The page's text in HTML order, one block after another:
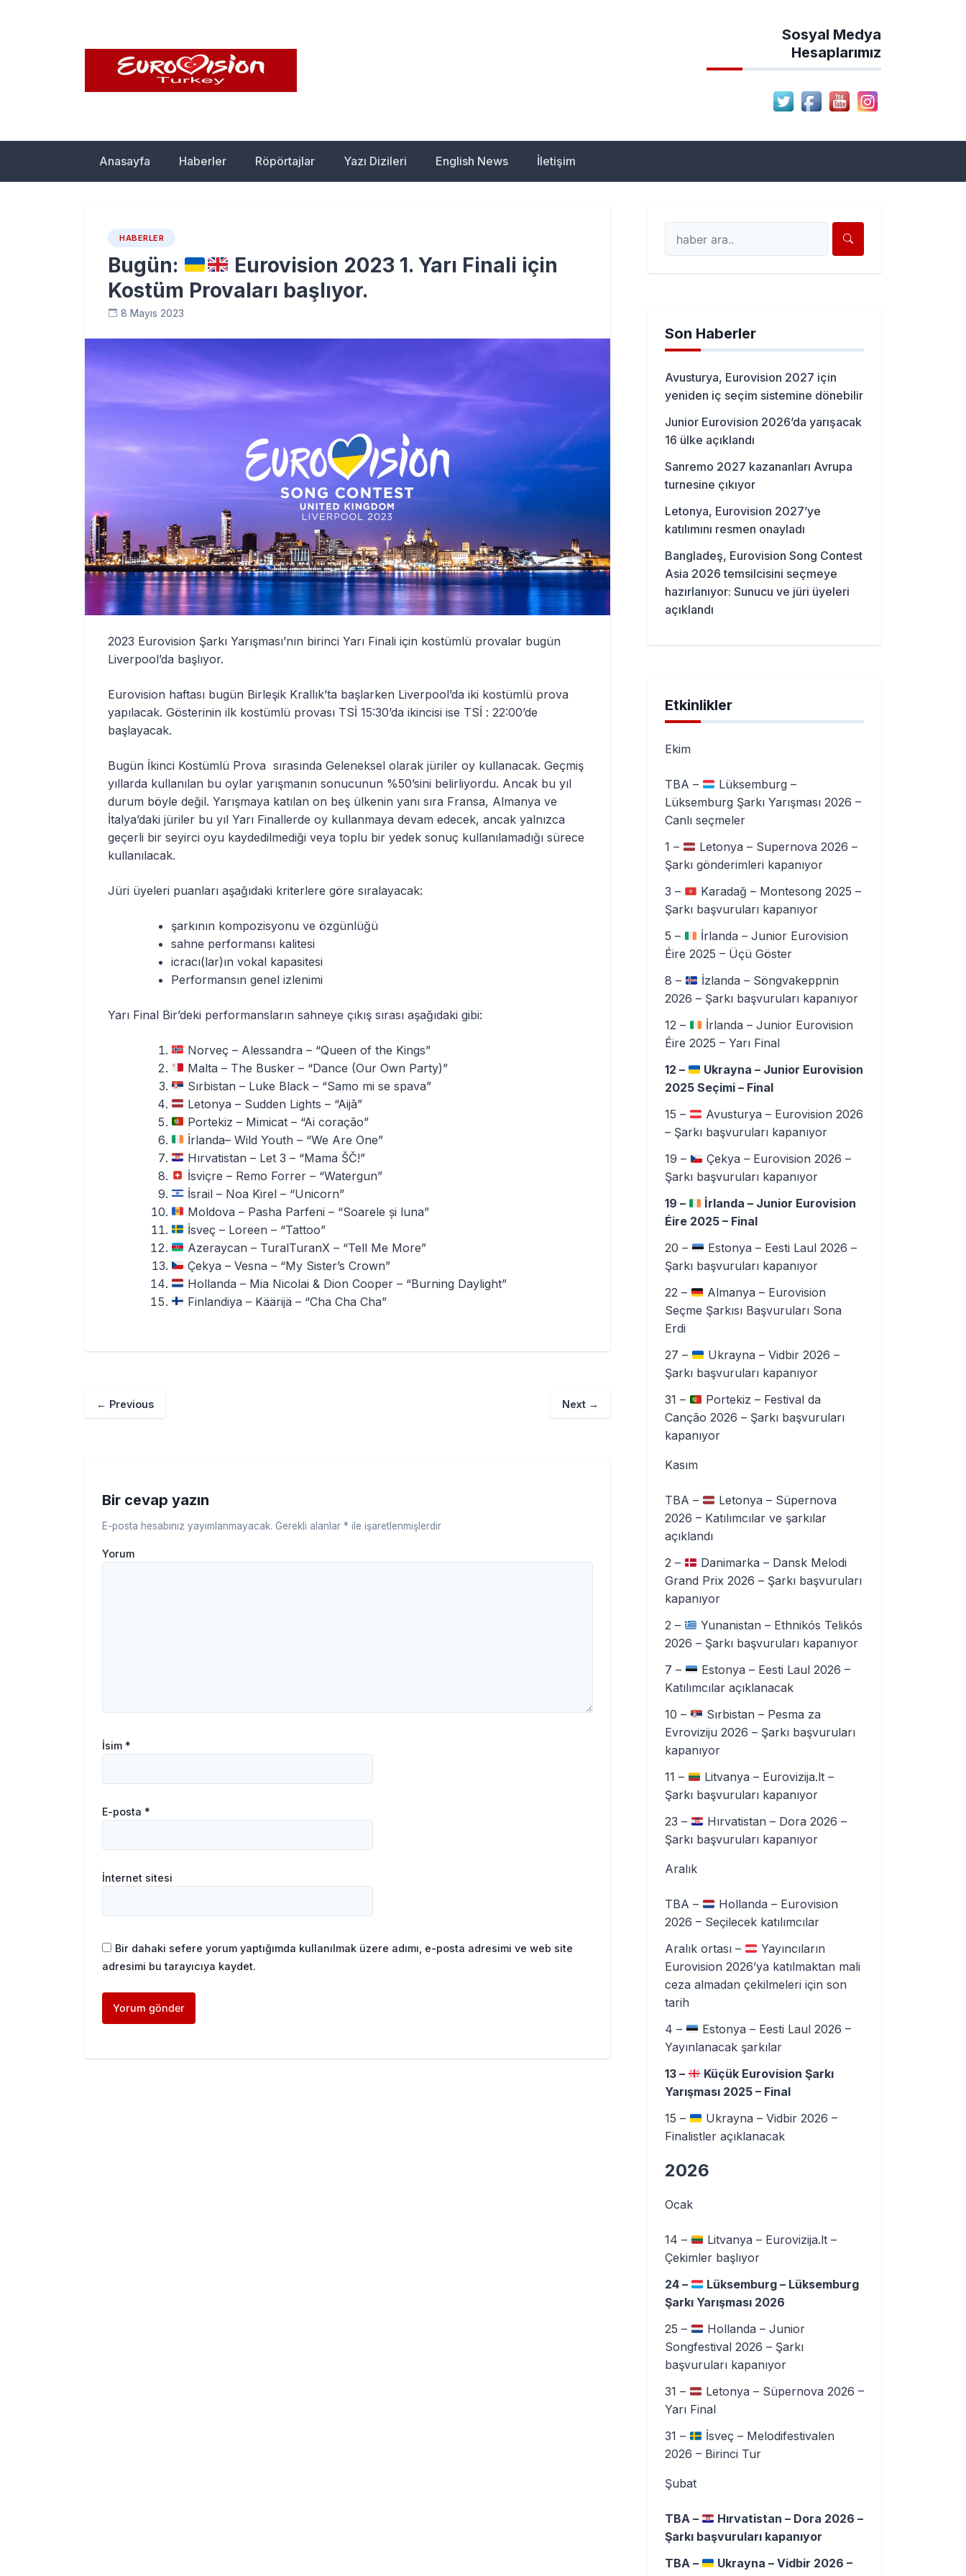
Eurovision Türkiye – Türkiye'nin Eurovision Haber Sitesi
Sosyal Medya
Hesaplarımız
Anasayfa Haberler Röpörtajlar Yazı Dizileri English News İletişim
HABERLER
Bugün:
Eurovision 2023 1. Yarı Finali için
Kostüm Provaları başlıyor.
8 Mayıs 2023
2023 Eurovision Şarkı Yarışması’nın birinci Yarı Finali için kostümlü provalar bugün
Liverpool’da başlıyor.
Eurovision haftası bugün Birleşik Krallık’ta başlarken Liverpool’da iki kostümlü prova
yapılacak. Gösterinin ilk kostümlü provası TSİ 15:30’da ikincisi ise TSİ : 22:00’de
başlayacak.
Bugün İkinci Kostümlü Prova sırasında Geleneksel olarak jüriler oy kullanacak. Geçmiş
yıllarda kullanılan bu oylar yarışmanın sonucunun %50’sini belirliyordu. Ancak bu yıl
durum böyle değil. Yarışmaya katılan on beş ülkenin yanı sıra Fransa, Almanya ve
İtalya’daki jüriler bu yıl Yarı Finallerde oy kullanmaya devam edecek, ancak yalnızca
geçerli bir seyirci oyu kaydedilmediği veya toplu bir yedek sonuç kullanılamadığı sürece
kullanılacak.
Jüri üyeleri puanları aşağıdaki kriterlere göre sıralayacak:
şarkının kompozisyonu ve özgünlüğü
sahne performansı kalitesi
icracı(lar)ın vokal kapasitesi
Performansın genel izlenimi
Yarı Final Bir’deki performansların sahneye çıkış sırası aşağıdaki gibi:
Norveç – Alessandra – “Queen of the Kings”
Malta – The Busker – “Dance (Our Own Party)”
Sırbistan – Luke Black – “Samo mi se spava”
Letonya – Sudden Lights – “Aijā”
Portekiz – Mimicat – “Ai coração”
İrlanda– Wild Youth – “We Are One”
Hırvatistan – Let 3 – “Mama ŠČ!”
İsviçre – Remo Forrer – “Watergun”
İsrail – Noa Kirel – “Unicorn”
Moldova – Pasha Parfeni – “Soarele și luna”
İsveç – Loreen – “Tattoo”
Azeraycan – TuralTuranX – “Tell Me More”
Çekya – Vesna – “My Sister’s Crown”
Hollanda – Mia Nicolai & Dion Cooper – “Burning Daylight”
Finlandiya – Käärijä – “Cha Cha Cha”
← Previous Next →
Bir cevap yazın
E-posta hesabınız yayımlanmayacak. Gerekli alanlar * ile işaretlenmişlerdir
Yorum
İsim *
E-posta *
İnternet sitesi
Bir dahaki sefere yorum yaptığımda kullanılmak üzere adımı, e-posta adresimi ve web site
adresimi bu tarayıcıya kaydet.
Son Haberler
Avusturya, Eurovision 2027 için
yeniden iç seçim sistemine dönebilir
Junior Eurovision 2026’da yarışacak
16 ülke açıklandı
Sanremo 2027 kazananları Avrupa
turnesine çıkıyor
Letonya, Eurovision 2027’ye
katılımını resmen onayladı
Bangladeş, Eurovision Song Contest
Asia 2026 temsilcisini seçmeye
hazırlanıyor: Sunucu ve jüri üyeleri
açıklandı
Etkinlikler
Ekim
TBA –
Lüksemburg –
Lüksemburg Şarkı Yarışması 2026 –
Canlı seçmeler
1 –
Letonya – Supernova 2026 –
Şarkı gönderimleri kapanıyor
3 –
Karadağ – Montesong 2025 –
Şarkı başvuruları kapanıyor
5 –
İrlanda – Junior Eurovision
Éire 2025 – Üçü Göster
8 –
İzlanda – Söngvakeppnin
2026 – Şarkı başvuruları kapanıyor
12 –
İrlanda – Junior Eurovision
Éire 2025 – Yarı Final
12 –
Ukrayna – Junior Eurovision
2025 Seçimi – Final
15 –
Avusturya – Eurovision 2026
– Şarkı başvuruları kapanıyor
19 –
Çekya – Eurovision 2026 –
Şarkı başvuruları kapanıyor
19 –
İrlanda – Junior Eurovision
Éire 2025 – Final
20 –
Estonya – Eesti Laul 2026 –
Şarkı başvuruları kapanıyor
22 –
Almanya – Eurovision
Seçme Şarkısı Başvuruları Sona
Erdi
27 –
Ukrayna – Vidbir 2026 –
Şarkı başvuruları kapanıyor
31 –
Portekiz – Festival da
Canção 2026 – Şarkı başvuruları
kapanıyor
Kasım
TBA –
Letonya – Süpernova
2026 – Katılımcılar ve şarkılar
açıklandı
2 –
Danimarka – Dansk Melodi
Grand Prix 2026 – Şarkı başvuruları
kapanıyor
2 –
Yunanistan – Ethnikós Telikós
2026 – Şarkı başvuruları kapanıyor
7 –
Estonya – Eesti Laul 2026 –
Katılımcılar açıklanacak
10 –
Sırbistan – Pesma za
Evroviziju 2026 – Şarkı başvuruları
kapanıyor
11 –
Litvanya – Eurovizija.lt –
Şarkı başvuruları kapanıyor
23 –
Hırvatistan – Dora 2026 –
Şarkı başvuruları kapanıyor
Aralık
TBA –
Hollanda – Eurovision
2026 – Seçilecek katılımcılar
Aralık ortası –
Yayıncıların
Eurovision 2026’ya katılmaktan mali
ceza almadan çekilmeleri için son
tarih
4 –
Estonya – Eesti Laul 2026 –
Yayınlanacak şarkılar
13 –
Küçük Eurovision Şarkı
Yarışması 2025 – Final
15 –
Ukrayna – Vidbir 2026 –
Finalistler açıklanacak
2026
Ocak
14 –
Litvanya – Eurovizija.lt –
Çekimler başlıyor
24 –
Lüksemburg – Lüksemburg
Şarkı Yarışması 2026
25 –
Hollanda – Junior
Songfestival 2026 – Şarkı
başvuruları kapanıyor
31 –
Letonya – Süpernova 2026 –
Yarı Final
31 –
İsveç – Melodifestivalen
2026 – Birinci Tur
Şubat
TBA –
Hırvatistan – Dora 2026 –
Şarkı başvuruları kapanıyor
TBA –
Ukrayna – Vidbir 2026 –